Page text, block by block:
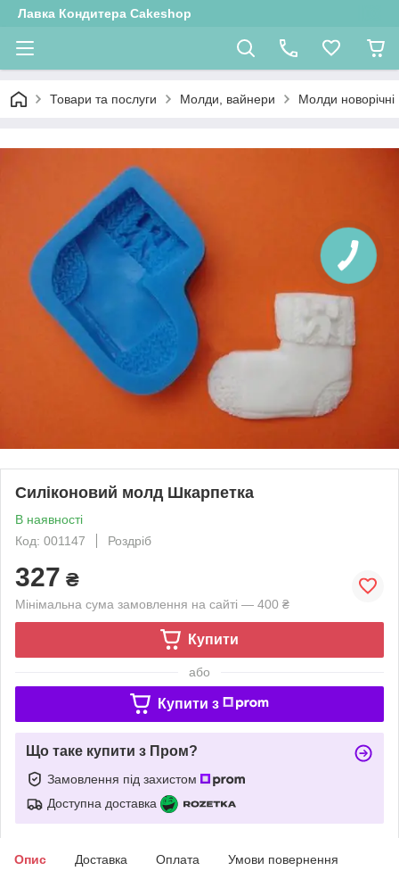
Лавка Кондитера Cakeshop
Товари та послуги Молди, вайнери Молди новорічні
Силіконовий молд Шкарпетка
В наявності
Код: 001147
Роздріб
327 ₴
Мінімальна сума замовлення на сайті — 400 ₴
Купити
або
Купити з
Що таке купити з Пром?
Замовлення під захистом
Доступна доставка
Опис Доставка Оплата Умови повернення